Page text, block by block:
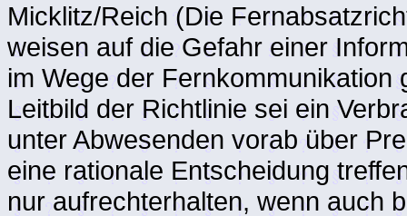
Micklitz/Reich (Die
weisen auf die Gefahr einer
im Wege der
Leitbild der Richtlinie sei ein
unter Abwesenden vorab über
eine rationale Entscheidung
nur aufrechterhalten, wenn auch